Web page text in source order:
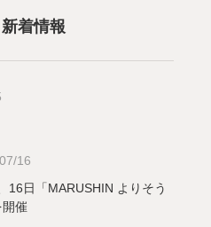
新着情報
16
16日「MARUSHIN よりそう
開催